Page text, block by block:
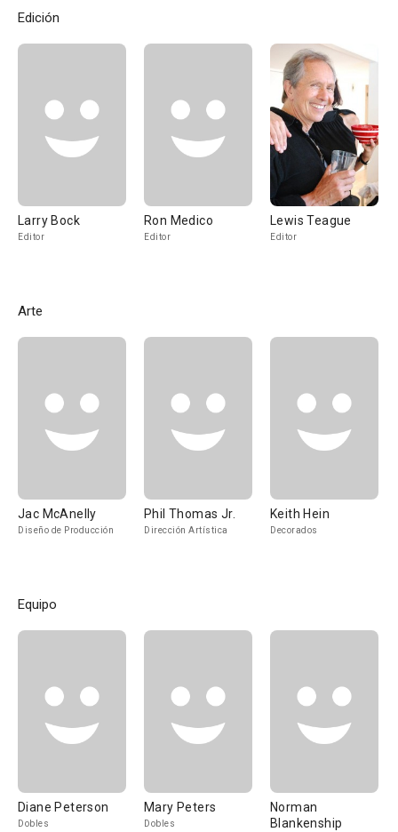
Edición
Larry Bock
Editor
Ron Medico
Editor
Lewis Teague
Editor
Arte
Jac McAnelly
Diseño de Producción
Phil Thomas Jr.
Dirección Artística
Keith Hein
Decorados
Equipo
Diane Peterson
Dobles
Mary Peters
Dobles
Norman
Blankenship